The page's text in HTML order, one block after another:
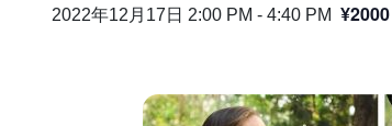
2022年12月17日 2:00 PM - 4:40 PM ¥2000